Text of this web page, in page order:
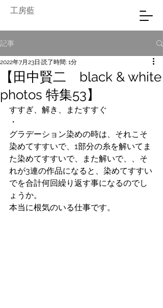
工房藍
記事
【田中賢二 black & white
photos 特集53】
2022年7月23日 読了時間: 1分
すすぎ、解き、またすすぐ
・
グラデーション染めの時は、それこそ
染めてすすいで、1部分の糸を解いてま
た染めてすすいで、また解いで、、そ
れが3連の作品になると、染めてすすい
でを合計何回繰り返す事になるのでし
ょうか。
本当に根気のいる仕事です。